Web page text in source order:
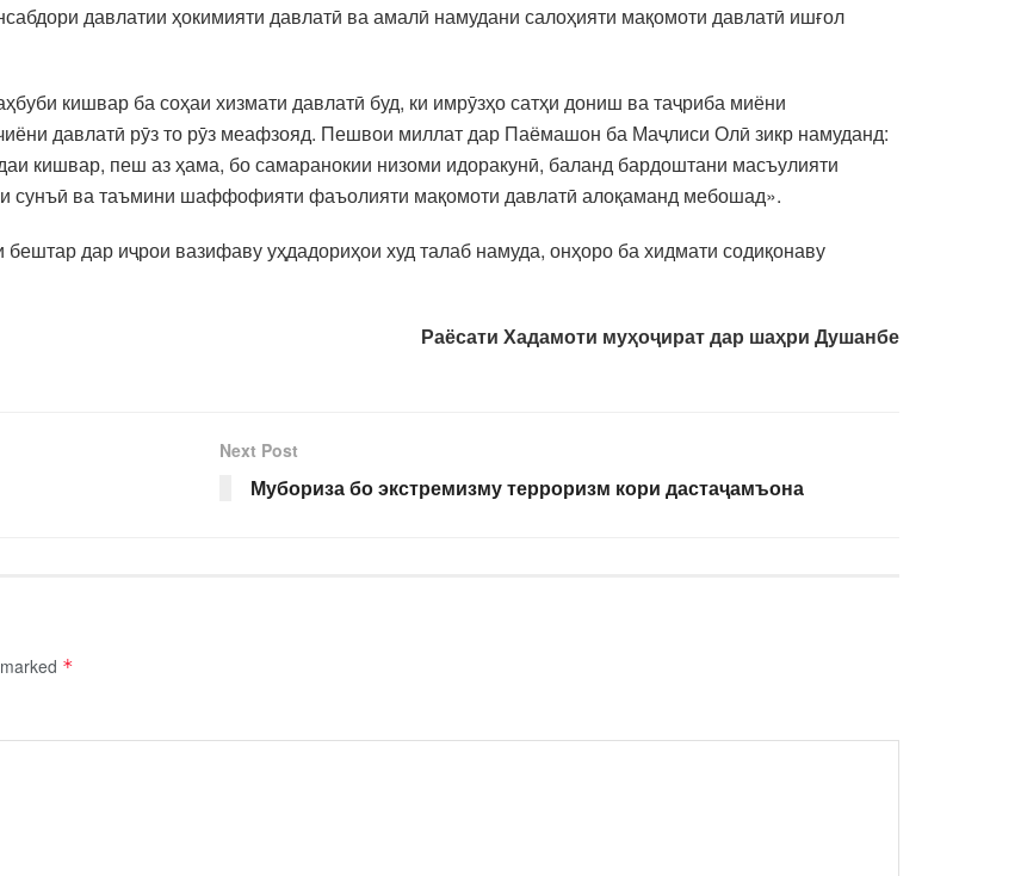
давлатии ҳокимияти давлатӣ ва амалӣ намудани салоҳияти мақомоти давлатӣ ишғол
кишвар ба соҳаи хизмати давлатӣ буд, ки имрӯзҳо сатҳи дониш ва таҷриба миёни
давлатӣ рӯз то рӯз меафзояд. Пешвои миллат дар Паёмашон ба Маҷлиси Олӣ зикр намуданд:
кишвар, пеш аз ҳама, бо самаранокии низоми идоракунӣ, баланд бардоштани масъулияти
сунъӣ ва таъмини шаффофияти фаъолияти мақомоти давлатӣ алоқаманд мебошад».
дар иҷрои вазифаву уҳдадориҳои худ талаб намуда, онҳоро ба хидмати содиқонаву
Раёсати Хадамоти муҳоҷират дар шаҳри Душанбе
Next Post
Мубориза бо экстремизму терроризм кори дастаҷамъона
*